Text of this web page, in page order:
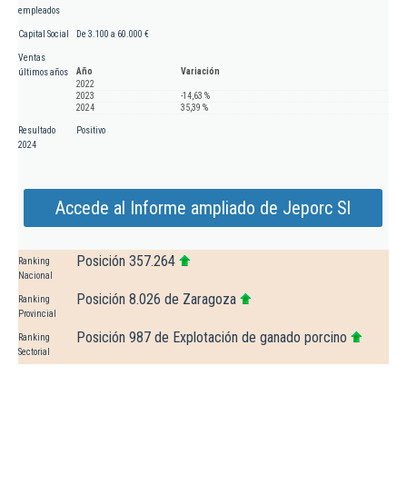
empleados
Capital Social De 3.100 a 60.000 €
Ventas
últimos años
Año
Variación
2022
2023
-14,63 %
2024
35,39 %
Resultado
2024
Positivo
Accede al Informe ampliado de Jeporc Sl
Ranking
Nacional
Posición 357.264
Ranking
Provincial
Posición 8.026 de Zaragoza
Ranking
Sectorial
Posición 987 de Explotación de ganado porcino